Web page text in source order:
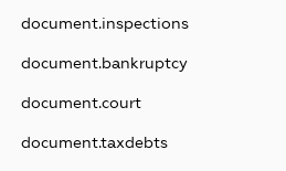
document.inspections
document.bankruptcy
document.court
document.taxdebts